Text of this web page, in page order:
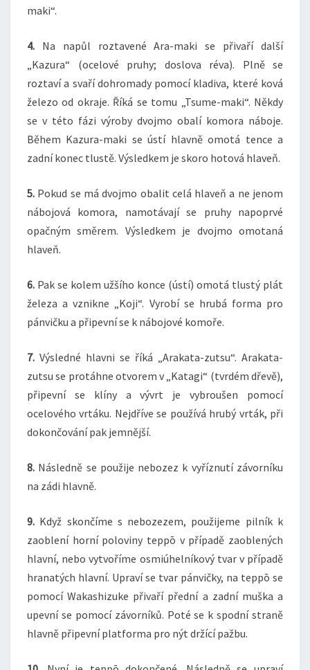
maki“.
4. Na napůl roztavené Ara-maki se přivaří další
„Kazura“ (ocelové pruhy; doslova réva). Plně se
roztaví a svaří dohromady pomocí kladiva, které ková
železo od okraje. Říká se tomu „Tsume-maki“. Někdy
se v této fázi výroby dvojmo obalí komora náboje.
Během Kazura-maki se ústí hlavně omotá tence a
zadní konec tlustě. Výsledkem je skoro hotová hlaveň.
5. Pokud se má dvojmo obalit celá hlaveň a ne jenom
nábojová komora, namotávají se pruhy napoprvé
opačným směrem. Výsledkem je dvojmo omotaná
hlaveň.
6. Pak se kolem užšího konce (ústí) omotá tlustý plát
železa a vznikne „Koji“. Vyrobí se hrubá forma pro
pánvičku a připevní se k nábojové komoře.
7. Výsledné hlavni se říká „Arakata-zutsu“. Arakata-
zutsu se protáhne otvorem v „Katagi“ (tvrdém dřevě),
připevní se klíny a vývrt je vybroušen pomocí
ocelového vrtáku. Nejdříve se používá hrubý vrták, při
dokončování pak jemnější.
8. Následně se použije nebozez k vyříznutí závorníku
na zádi hlavně.
9. Když skončíme s nebozezem, použijeme pilník k
zaoblení horní poloviny teppō v případě zaoblených
hlavní, nebo vytvoříme osmiúhelníkový tvar v případě
hranatých hlavní. Upraví se tvar pánvičky, na teppō se
pomocí Wakashizuke přivaří přední a zadní muška a
upevní se pomocí závorníků. Poté se k spodní straně
hlavně připevní platforma pro nýt držící pažbu.